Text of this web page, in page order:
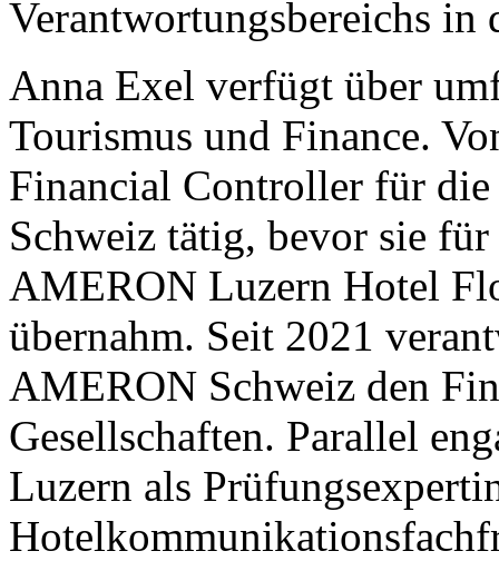
Verantwortungsbereichs in
Anna Exel verfügt über
Tourismus und Finance.
Financial Controller für
Schweiz tätig, bevor sie
AMERON Luzern Hotel
übernahm. Seit 2021
AMERON Schweiz den
Gesellschaften. Parallel
Luzern als